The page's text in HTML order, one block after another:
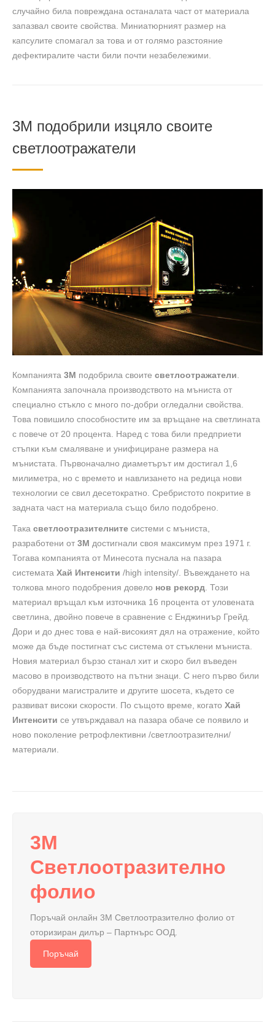
случайно била повреждана останалата част от материала
запазвал своите свойства. Миниатюрният размер на
капсулите спомагал за това и от голямо разстояние
дефектиралите части били почти незабележими.
3М подобрили изцяло своите
светлоотражатели
Компанията 3М подобрила своите светлоотражатели
Компанията започнала производството на мъниста от
специално стъкло с много по-добри огледални свойства.
Това повишило способностите им за връщане на светлината
с повече от 20 процента. Наред с това били предприети
стъпки към смаляване и унифициране размера на
мънистата. Първоначално диаметърът им достигал 1,6
милиметра, но с времето и навлизането на редица нови
технологии се свил десетократно. Сребристото покритие в
задната част на материала също било подобрено.
Така светлоотразителните системи с мъниста,
разработени от 3М достигнали своя максимум през 1971 г.
Тогава компанията от Минесота пуснала на пазара
системата Хай Интенсити /high intensity/. Въвеждането на
толкова много подобрения довело нов рекорд . Този
материал връщал към източника 16 процента от уловената
светлина, двойно повече в сравнение с Енджиниър Грейд.
Дори и до днес това е най-високият дял на отражение, който
може да бъде постигнат със система от стъклени мъниста.
Новия материал бързо станал хит и скоро бил въведен
масово в производството на пътни знаци. С него първо били
оборудвани магистралите и другите шосета, където се
развиват високи скорости. По същото време, когато Хай
Интенсити се утвърждавал на пазара обаче се появило и
ново поколение ретрофлективни /светлоотразителни/
материали.
3M
Светлоотразително
фолио
Поръчай онлайн 3M Светлоотразително фолио от
оторизиран дилър – Партнърс ООД.
Поръчай